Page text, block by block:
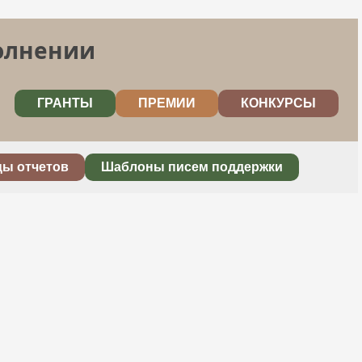
ГРАНТЫ ПРЕМИИ КОНКУРСЫ
отчетов Шаблоны писем поддержки